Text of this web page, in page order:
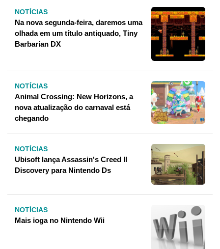
NOTÍCIAS
Na nova segunda-feira, daremos uma
olhada em um título antiquado, Tiny
Barbarian DX
NOTÍCIAS
Animal Crossing: New Horizons, a
nova atualização do carnaval está
chegando
NOTÍCIAS
Ubisoft lança Assassin's Creed II
Discovery para Nintendo Ds
NOTÍCIAS
Mais ioga no Nintendo Wii